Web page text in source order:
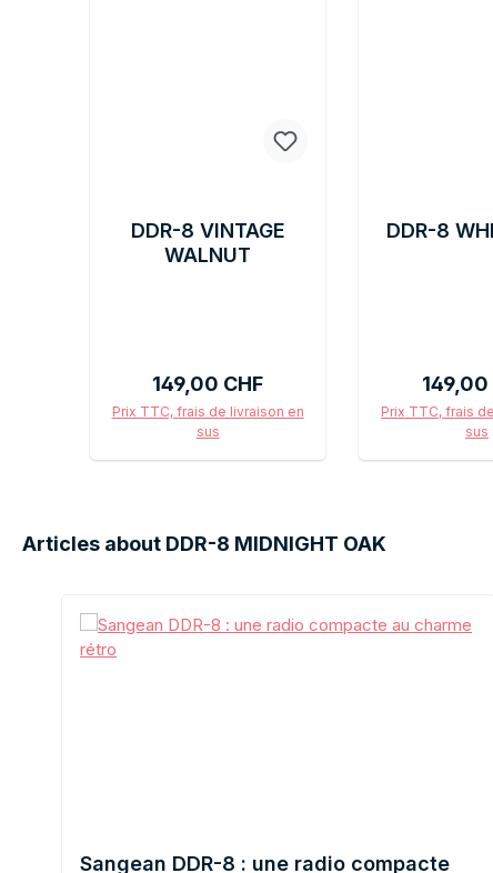
DDR-8 VINTAGE
WALNUT
Prix régulier :
149,00 CHF
Prix TTC, frais de livraison en
sus
DDR-8
Prix
149,00
Prix TTC, frais
sus
Articles about DDR-8 MIDNIGHT OAK
Sangean DDR-8 : une radio compacte